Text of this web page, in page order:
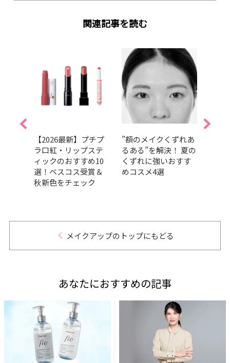
関連記事を読む
【2026最新】プチプ
ラ口紅・リップステ
ィックのおすすめ10
選！ベスコス受賞＆
秋新色をチェック
”額のメイクくずれあ
るある”を解決！ 夏の
くずれに強いおすす
めコスメ4選
メイクアップのトップにもどる
あなたにおすすめの記事